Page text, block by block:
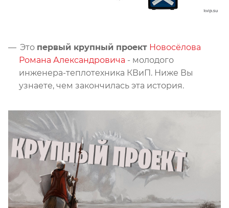
Это первый крупный проект Новосёлова
Романа Александровича - молодого
инженера-теплотехника КВиП. Ниже Вы
узнаете, чем закончилась эта история.